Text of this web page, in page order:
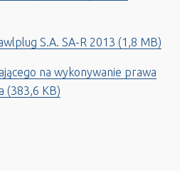
S.A. SA-R 2013 (1,8 MB)
na wykonywanie prawa
(383,6 KB)